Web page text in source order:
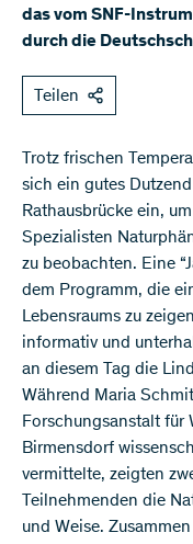
das vom SNF-
durch die
Teilen
​Trotz frischen
sich ein gutes
Rathausbrücke ein,
Spezialisten
zu beobachten. Eine
dem Programm, die
Lebensraums zu
informativ und
an diesem Tag die
Während Maria
Forschungsanstalt für
Birmensdorf
vermittelte, zeigten
Teilnehmenden die
und Weise.